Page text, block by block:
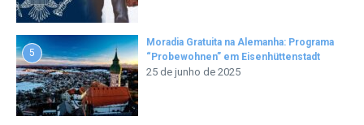
5
Moradia Gratuita na Alemanha: Programa
“Probewohnen” em Eisenhüttenstadt
25 de junho de 2025